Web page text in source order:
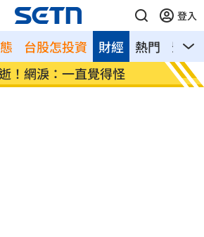
登入
台股怎投資 熱門 影音
財經
！網淚：一直覺得怪
白海
率